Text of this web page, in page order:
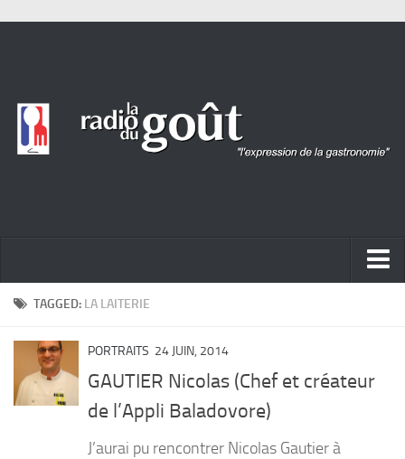
ACTUALITÉ
PORTRAITS
LIVRES
TAGGED: LA LAITERIE
PORTRAITS 24 JUIN, 2014
GAUTIER Nicolas (Chef et créateur
de l’Appli Baladovore)
J’aurai pu rencontrer Nicolas Gautier à